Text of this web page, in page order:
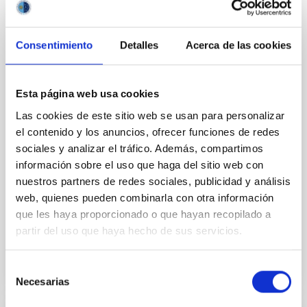
Consentimiento Detalles Acerca de las cookies
Esta página web usa cookies
Las cookies de este sitio web se usan para personalizar
el contenido y los anuncios, ofrecer funciones de redes
sociales y analizar el tráfico. Además, compartimos
información sobre el uso que haga del sitio web con
nuestros partners de redes sociales, publicidad y análisis
web, quienes pueden combinarla con otra información
que les haya proporcionado o que hayan recopilado a
partir del uso que haya hecho de sus servicios.
Necesarias
Astrofísica de Canarias (IAC), en colaboración con el
equipo de Coordinadores Nacionales de Educación de
Astronomía para la Educación (Unión Astronómica
Equal Day. Este evento global, que se celebrará entre
el 18 y el 23 de marzo de 2026, utiliza la astronomía
como una herramienta para promover la paz, la
equidad, la sostenibilidad y la empatía en todo el
planeta. Consolidando un éxito internacional Tras una
Fecha de publicación 17/03/2026 - 11:21:28